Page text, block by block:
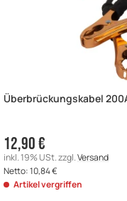
Überbrückungskabel
12,90 €
inkl. 19% USt.zzgl.Versand
Netto:10,84€
Artikel vergriffen